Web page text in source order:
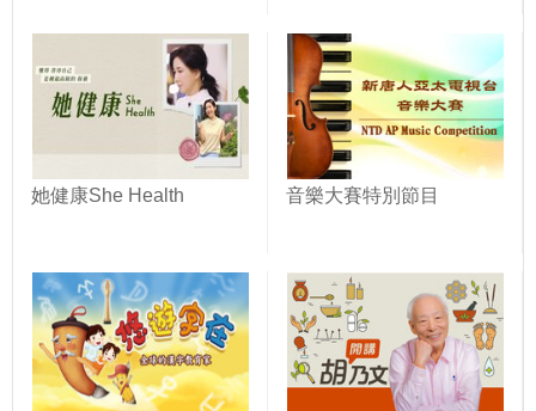
她健康She Health 音樂大賽特別節目